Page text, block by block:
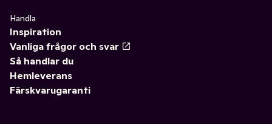
Handla
Inspiration
Vanliga frågor och svar
Så handlar du
Hemleverans
Färskvarugaranti